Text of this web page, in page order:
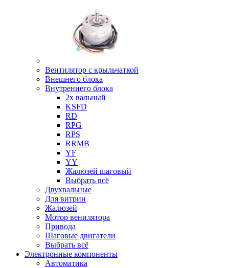
Вентилятор с крыльчаткой
Внешнего блока
Внутреннего блока
2х вальный
KSFD
RD
RPG
RPS
RRMB
YF
YY
Жалюзей шаговый
Выбрать всё
Двухвальные
Для витрин
Жалюзей
Мотор венилятора
Привода
Шаговые двигатели
Выбрать всё
Электронные компоненты
Автоматика